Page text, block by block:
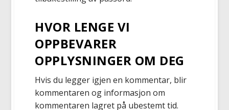
HVOR LENGE VI
OPPBEVARER
OPPLYSNINGER OM DEG
Hvis du legger igjen en kommentar, blir
kommentaren og informasjon om
kommentaren lagret på ubestemt tid.